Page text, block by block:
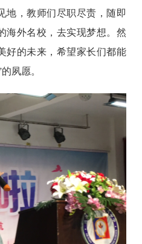
地，教师们尽职尽责，随即
海外名校，去实现梦想。然
好的未来，希望家长们都能
夙愿。